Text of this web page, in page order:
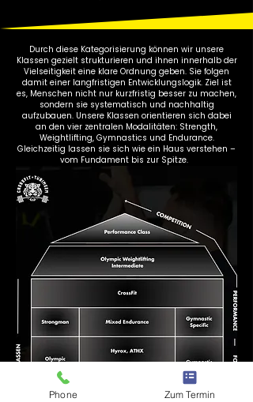
Durch diese Kategorisierung können wir unsere
Klassen gezielt strukturieren und ihnen innerhalb der
Vielseitigkeit eine klare Ordnung geben. Sie folgen
damit einer langfristigen Entwicklungslogik. Ziel ist
es, Menschen nicht nur kurzfristig besser zu machen,
sondern sie systematisch und nachhaltig
aufzubauen. Unsere Klassen orientieren sich dabei
an den vier zentralen Modalitäten: Strength,
Weightlifting, Gymnastics und Endurance.
Gleichzeitig lassen sie sich wie ein Haus verstehen –
vom Fundament bis zur Spitze.
Phone Zum Termin